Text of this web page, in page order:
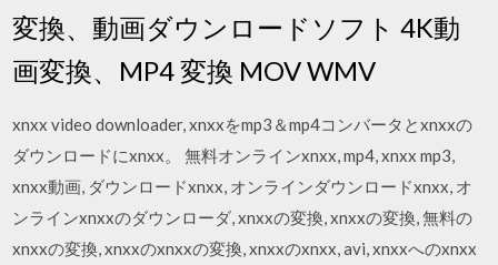
変換、動画ダウンロードソフト 4K動
画変換、MP4 変換 MOV WMV
xnxx video downloader, xnxxをmp3＆mp4コンバータとxnxxの
ダウンロードにxnxx。 無料オンラインxnxx, mp4, xnxx mp3,
xnxx動画, ダウンロードxnxx, オンラインダウンロードxnxx, オ
ンラインxnxxのダウンローダ, xnxxの変換, xnxxの変換, 無料の
xnxxの変換, xnxxのxnxxの変換, xnxxのxnxx, avi, xnxxへのxnxx